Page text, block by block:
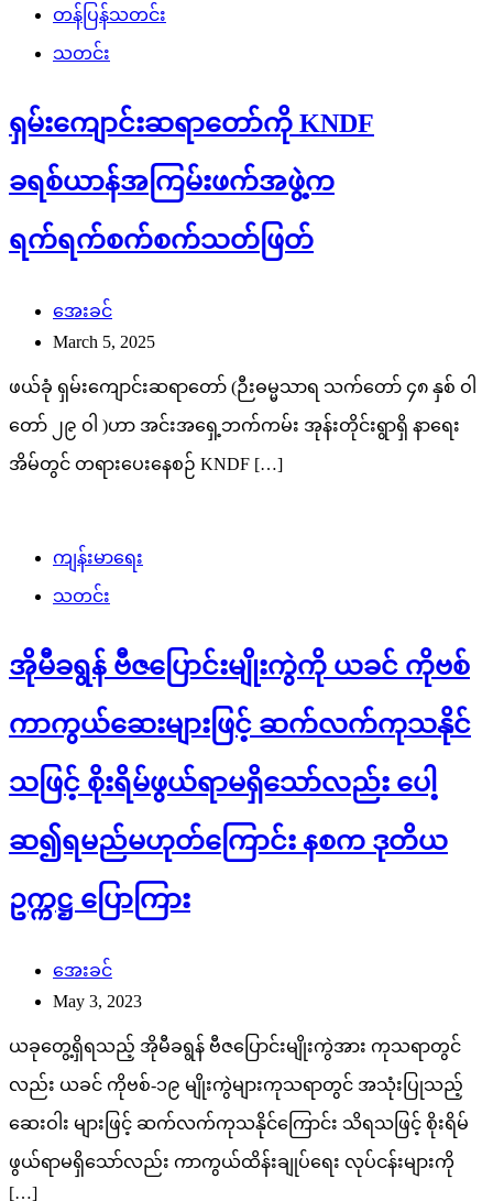
တန်ပြန်သတင်း
သတင်း
ရှမ်းကျောင်းဆရာတော်ကို KNDF
ခရစ်ယာန်အကြမ်းဖက်အဖွဲ့က
ရက်ရက်စက်စက်သတ်ဖြတ်
အေးခင်
March 5, 2025
ဖယ်ခုံ ရှမ်းကျောင်းဆရာတော် (ဉီးဓမ္မသာရ သက်တော် ၄၈ နှစ် ဝါ
တော် ၂၉ ဝါ )ဟာ အင်းအရှေ့ဘက်ကမ်း အုန်းတိုင်းရွာရှိ နာရေး
အိမ်တွင် တရားပေးနေစဉ် KNDF […]
ကျန်းမာရေး
သတင်း
အိုမီခရွန် ဗီဇပြောင်းမျိုးကွဲကို ယခင် ကိုဗစ်
ကာကွယ်ဆေးများဖြင့် ဆက်လက်ကုသနိုင်
သဖြင့် စိုးရိမ်ဖွယ်ရာမရှိသော်လည်း ပေါ့
ဆ၍ရမည်မဟုတ်ကြောင်း နစက ဒုတိယ
ဥက္ကဋ္ဌ ပြောကြား
အေးခင်
May 3, 2023
ယခုတွေ့ရှိရသည့် အိုမီခရွန် ဗီဇပြောင်းမျိုးကွဲအား ကုသရာတွင်
လည်း ယခင် ကိုဗစ်-၁၉ မျိုးကွဲများကုသရာတွင် အသုံးပြုသည့်
ဆေးဝါး များဖြင့် ဆက်လက်ကုသနိုင်ကြောင်း သိရသဖြင့် စိုးရိမ်
ဖွယ်ရာမရှိသော်လည်း ကာကွယ်ထိန်းချုပ်ရေး လုပ်ငန်းများကို
[…]